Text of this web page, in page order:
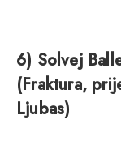
6) Solvej
(Fraktura,
Ljubas)